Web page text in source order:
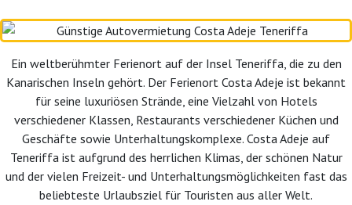
Ein weltberühmter Ferienort auf der Insel Teneriffa, die zu den
Kanarischen Inseln gehört. Der Ferienort Costa Adeje ist bekannt
für seine luxuriösen Strände, eine Vielzahl von Hotels
verschiedener Klassen, Restaurants verschiedener Küchen und
Geschäfte sowie Unterhaltungskomplexe. Costa Adeje auf
Teneriffa ist aufgrund des herrlichen Klimas, der schönen Natur
und der vielen Freizeit- und Unterhaltungsmöglichkeiten fast das
beliebteste Urlaubsziel für Touristen aus aller Welt.